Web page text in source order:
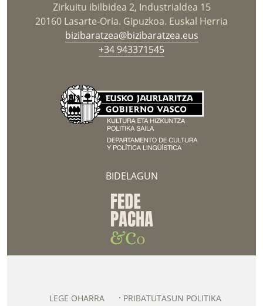
Zirkuitu ibilbidea 2, Industrialdea 15
20160 Lasarte-Oria. Gipuzkoa. Euskal Herria
bizibaratzea@bizibaratzea.eus
+34 943371545
BIDELAGUN
LEGE OHARRA PRIBATUTASUN POLITIKA